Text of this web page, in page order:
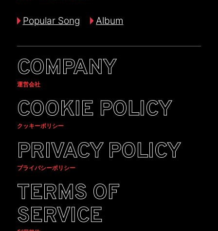
Popular Song Album
COMPANY
運営会社
COOKIE POLICY
クッキーポリシー
PRIVACY POLICY
プライバシーポリシー
TERMS OF
SERVICE